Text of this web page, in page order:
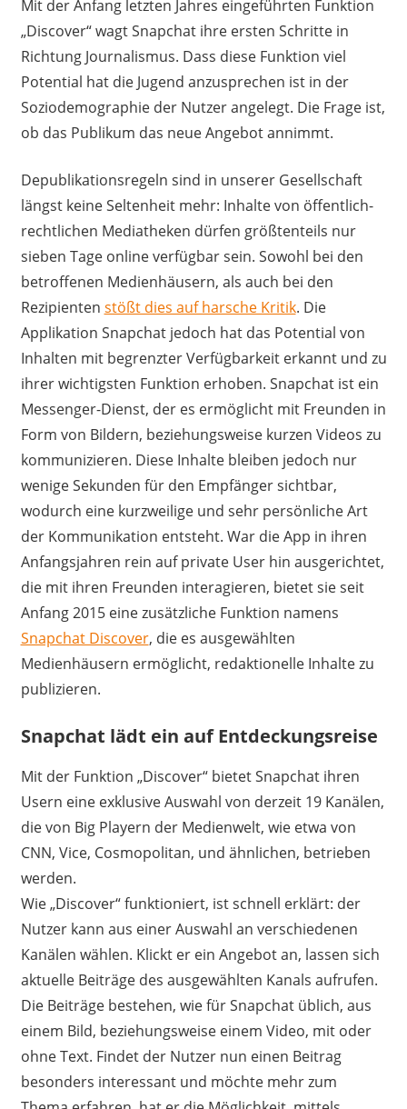
Mit der Anfang letzten Jahres eingeführten Funktion
„Discover“ wagt Snapchat ihre ersten Schritte in
Richtung Journalismus. Dass diese Funktion viel
Potential hat die Jugend anzusprechen ist in der
Soziodemographie der Nutzer angelegt. Die Frage ist,
ob das Publikum das neue Angebot annimmt.
Depublikationsregeln sind in unserer Gesellschaft
längst keine Seltenheit mehr: Inhalte von öffentlich-
rechtlichen Mediatheken dürfen größtenteils nur
sieben Tage online verfügbar sein. Sowohl bei den
betroffenen Medienhäusern, als auch bei den
Rezipienten stößt dies auf harsche Kritik. Die
Applikation Snapchat jedoch hat das Potential von
Inhalten mit begrenzter Verfügbarkeit erkannt und zu
ihrer wichtigsten Funktion erhoben. Snapchat ist ein
Messenger-Dienst, der es ermöglicht mit Freunden in
Form von Bildern, beziehungsweise kurzen Videos zu
kommunizieren. Diese Inhalte bleiben jedoch nur
wenige Sekunden für den Empfänger sichtbar,
wodurch eine kurzweilige und sehr persönliche Art
der Kommunikation entsteht. War die App in ihren
Anfangsjahren rein auf private User hin ausgerichtet,
die mit ihren Freunden interagieren, bietet sie seit
Anfang 2015 eine zusätzliche Funktion namens
Snapchat Discover, die es ausgewählten
Medienhäusern ermöglicht, redaktionelle Inhalte zu
publizieren.
Snapchat lädt ein auf Entdeckungsreise
Mit der Funktion „Discover“ bietet Snapchat ihren
Usern eine exklusive Auswahl von derzeit 19 Kanälen,
die von Big Playern der Medienwelt, wie etwa von
CNN, Vice, Cosmopolitan, und ähnlichen, betrieben
werden.
Wie „Discover“ funktioniert, ist schnell erklärt: der
Nutzer kann aus einer Auswahl an verschiedenen
Kanälen wählen. Klickt er ein Angebot an, lassen sich
aktuelle Beiträge des ausgewählten Kanals aufrufen.
Die Beiträge bestehen, wie für Snapchat üblich, aus
einem Bild, beziehungsweise einem Video, mit oder
ohne Text. Findet der Nutzer nun einen Beitrag
besonders interessant und möchte mehr zum